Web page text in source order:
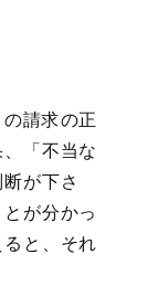
請求の正
「不当な
が下さ
が分かっ
と、それ